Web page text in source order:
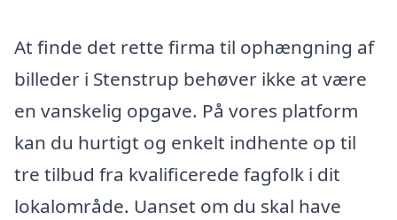
At finde det rette firma til ophængning af
billeder i Stenstrup behøver ikke at være
en vanskelig opgave. På vores platform
kan du hurtigt og enkelt indhente op til
tre tilbud fra kvalificerede fagfolk i dit
lokalområde. Uanset om du skal have